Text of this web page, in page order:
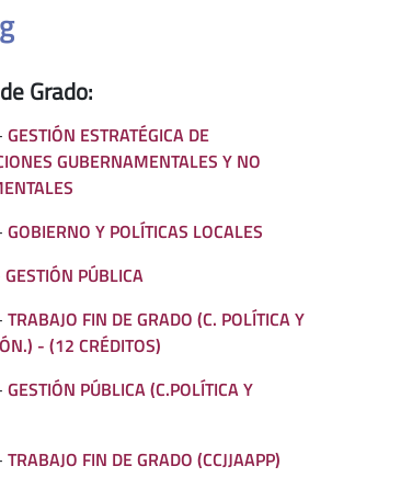
Grado:
GESTIÓN ESTRATÉGICA DE
GUBERNAMENTALES Y NO
GOBIERNO Y POLÍTICAS LOCALES
GESTIÓN PÚBLICA
TRABAJO FIN DE GRADO (C. POLÍTICA Y
- (12 CRÉDITOS)
GESTIÓN PÚBLICA (C.POLÍTICA Y
TRABAJO FIN DE GRADO (CCJJAAPP)